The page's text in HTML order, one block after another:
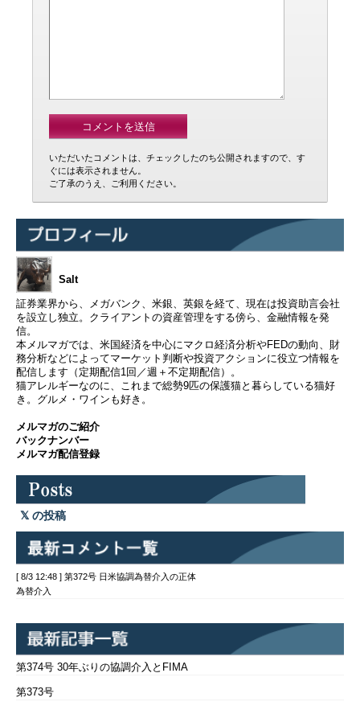
いただいたコメントは、チェックしたのち公開されますので、す
ぐには表示されません。
ご了承のうえ、ご利用ください。
Salt
証券業界から、メガバンク、米銀、英銀を経て、現在は投資助言会社
を設立し独立。クライアントの資産管理をする傍ら、金融情報を発
信。
本メルマガでは、米国経済を中心にマクロ経済分析やFEDの動向、財
務分析などによってマーケット判断や投資アクションに役立つ情報を
配信します（定期配信1回／週＋不定期配信）。
猫アレルギーなのに、これまで総勢9匹の保護猫と暮らしている猫好
き。グルメ・ワインも好き。
メルマガのご紹介
バックナンバー
メルマガ配信登録
の投稿
[ 8/3 12:48 ] 第372号 日米協調為替介入の正体
為替介入
第374号 30年ぶりの協調介入とFIMA
第373号